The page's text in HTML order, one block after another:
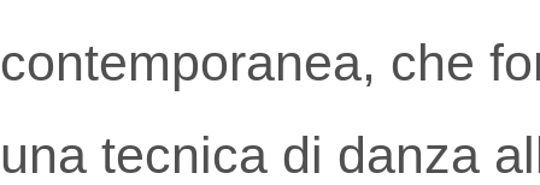
contemporanea, che
una tecnica di danza